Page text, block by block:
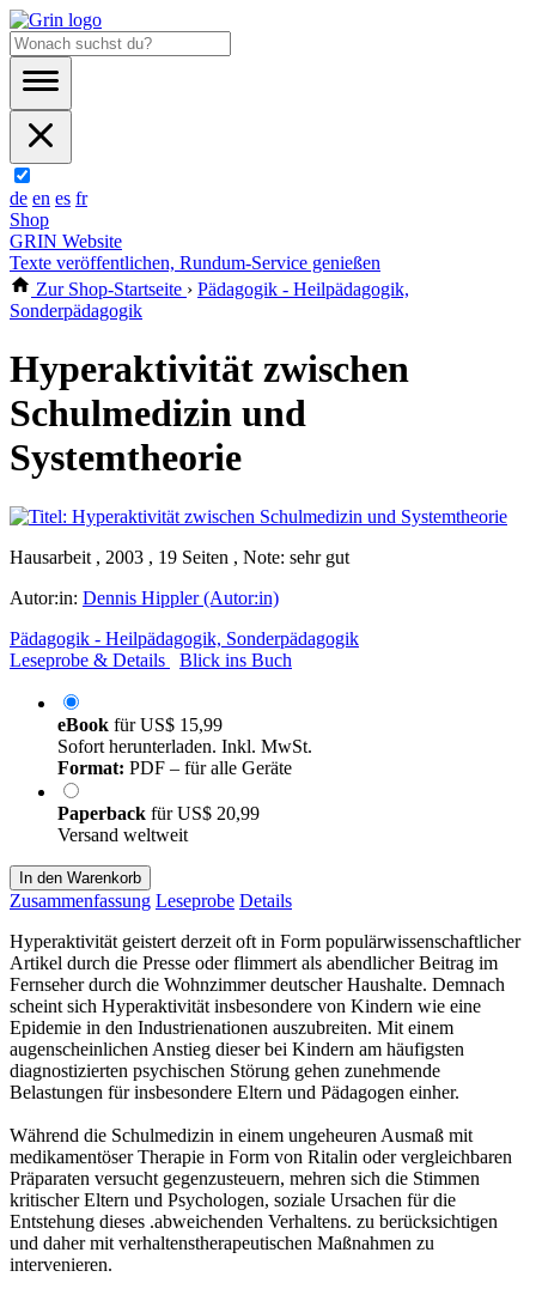
de en es fr
Shop
GRIN Website
Texte veröffentlichen, Rundum-Service genießen
Zur Shop-Startseite › Pädagogik - Heilpädagogik,
Sonderpädagogik
Hyperaktivität zwischen
Schulmedizin und
Systemtheorie
Hausarbeit , 2003 , 19 Seiten , Note: sehr gut
Autor:in: Dennis Hippler (Autor:in)
Pädagogik - Heilpädagogik, Sonderpädagogik
Leseprobe & Details
Blick ins Buch
eBook fürUS$ 15,99
Sofort herunterladen. Inkl. MwSt.
Format: PDF – für alle Geräte
Paperback fürUS$ 20,99
Versand weltweit
In den Warenkorb
Zusammenfassung Leseprobe Details
Hyperaktivität geistert derzeit oft in Form populärwissenschaftlicher
Artikel durch die Presse oder flimmert als abendlicher Beitrag im
Fernseher durch die Wohnzimmer deutscher Haushalte. Demnach
scheint sich Hyperaktivität insbesondere von Kindern wie eine
Epidemie in den Industrienationen auszubreiten. Mit einem
augenscheinlichen Anstieg dieser bei Kindern am häufigsten
diagnostizierten psychischen Störung gehen zunehmende
Belastungen für insbesondere Eltern und Pädagogen einher.
Während die Schulmedizin in einem ungeheuren Ausmaß mit
medikamentöser Therapie in Form von Ritalin oder vergleichbaren
Präparaten versucht gegenzusteuern, mehren sich die Stimmen
kritischer Eltern und Psychologen, soziale Ursachen für die
Entstehung dieses .abweichenden Verhaltens. zu berücksichtigen
und daher mit verhaltenstherapeutischen Maßnahmen zu
intervenieren.